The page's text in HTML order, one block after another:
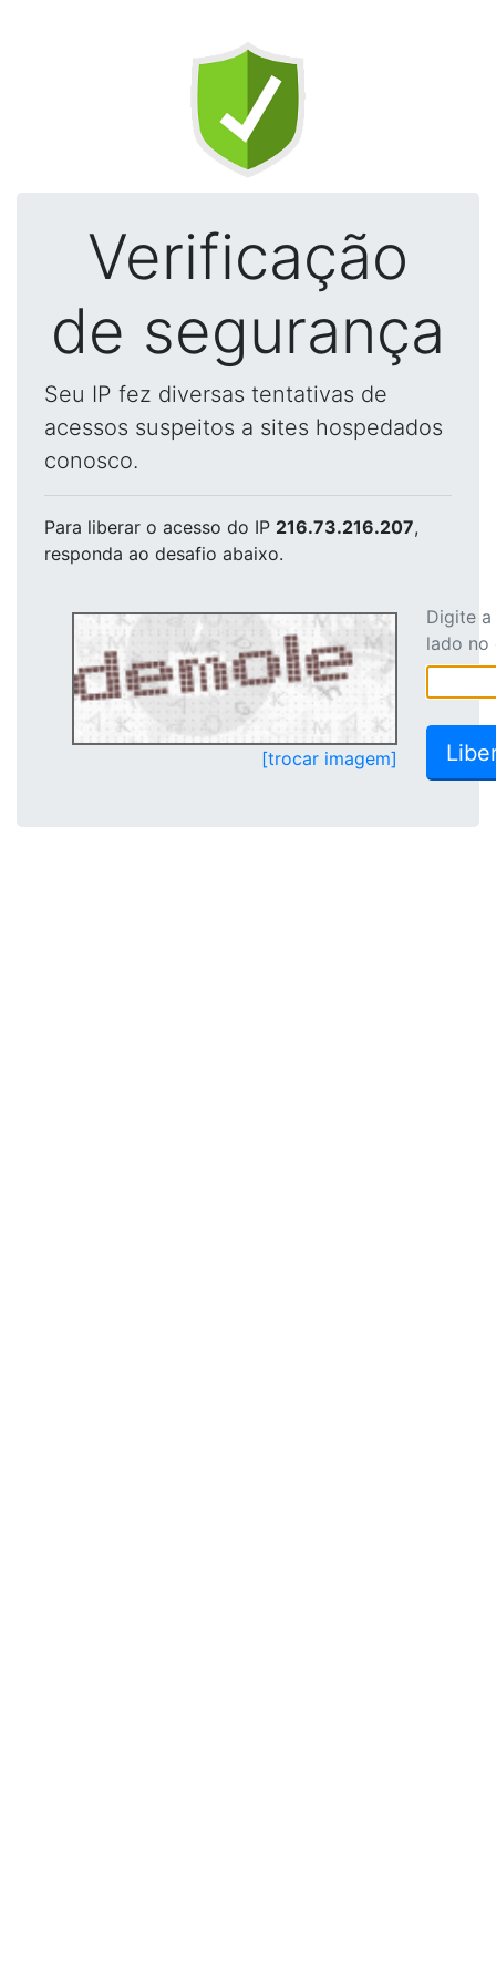
Verificação
de segurança
Seu IP fez diversas tentativas de
acessos suspeitos a sites hospedados
conosco.
Para liberar o acesso do IP 216.73.216.207,
responda ao desafio abaixo.
[trocar imagem]
Digite
lado no